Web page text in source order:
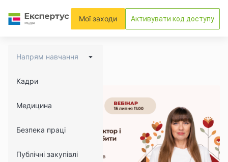
Мої заходи Активувати код доступу
Напрям навчання
Кадри
Медицина
Безпека праці
Публічні закупівлі